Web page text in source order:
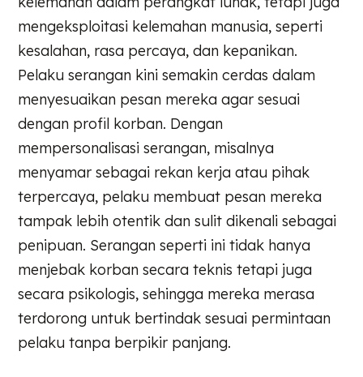
mengeksploitasi kelemahan manusia, seperti
kesalahan, rasa percaya, dan kepanikan.
Pelaku serangan kini semakin cerdas dalam
menyesuaikan pesan mereka agar sesuai
dengan profil korban. Dengan
mempersonalisasi serangan, misalnya
menyamar sebagai rekan kerja atau pihak
terpercaya, pelaku membuat pesan mereka
tampak lebih otentik dan sulit dikenali sebagai
penipuan. Serangan seperti ini tidak hanya
menjebak korban secara teknis tetapi juga
secara psikologis, sehingga mereka merasa
terdorong untuk bertindak sesuai permintaan
pelaku tanpa berpikir panjang.